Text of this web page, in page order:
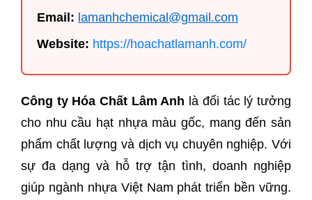
Email: lamanhchemical@gmail.com
Website: https://hoachatlamanh.com/
Công ty Hóa Chất Lâm Anh là đối tác lý tưởng
cho nhu cầu hạt nhựa màu gốc, mang đến sản
phẩm chất lượng và dịch vụ chuyên nghiệp. Với
sự đa dạng và hỗ trợ tận tình, doanh nghiệp
giúp ngành nhựa Việt Nam phát triển bền vững.